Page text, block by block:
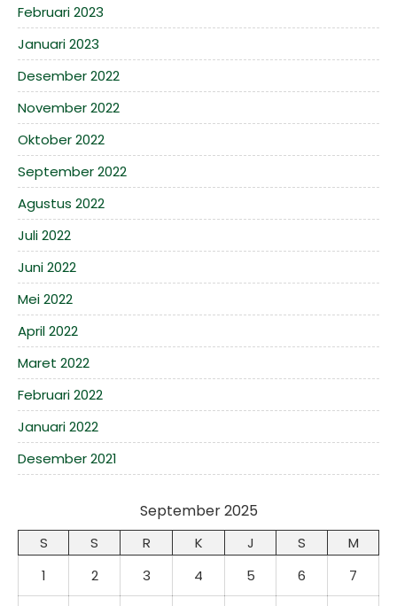
Februari 2023
Januari 2023
Desember 2022
November 2022
Oktober 2022
September 2022
Agustus 2022
Juli 2022
Juni 2022
Mei 2022
April 2022
Maret 2022
Februari 2022
Januari 2022
Desember 2021
September 2025
S S R K J S
M
1
2 3 4 5 6 7